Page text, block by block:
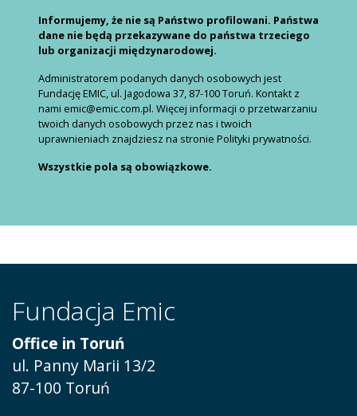
Informujemy, że nie są Państwo profilowani. Państwa
dane nie będą przekazywane do państwa trzeciego
lub organizacji międzynarodowej.
Administratorem podanych danych osobowych jest
Fundację EMIC, ul. Jagodowa 37, 87-100 Toruń. Kontakt z
nami emic@emic.com.pl. Więcej informacji o przetwarzaniu
twoich danych osobowych przez nas i twoich
uprawnieniach znajdziesz na stronie Polityki prywatności.
Wszystkie pola są obowiązkowe.
Fundacja Emic
Office in Toruń
ul. Panny Marii 13/2
87-100 Toruń